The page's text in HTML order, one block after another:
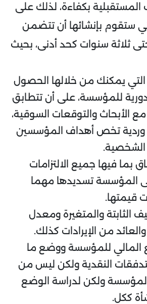
المستقبلية بكفاءة، لذلك على
ستقوم بإنشائها أن تتضمن
ثلاثة سنوات كحد أدنى، بحيث
يمكنك من خلالها الحصول
للمؤسسة، على أن تتطابق
مع الأبحاث والتوقعات السوقية،
وردية تخص أهداف المؤسسين
بما فيها جميع الالتزامات
المؤسسة تسديدها مهما
قيمتها.
الثابتة والمتغيرة ومعدل
من الإيرادات كذلك.
المالي للمؤسسة ووضع ما
النقدية ولكن ليس من
ولكن لدراسة الوضع
ككل.